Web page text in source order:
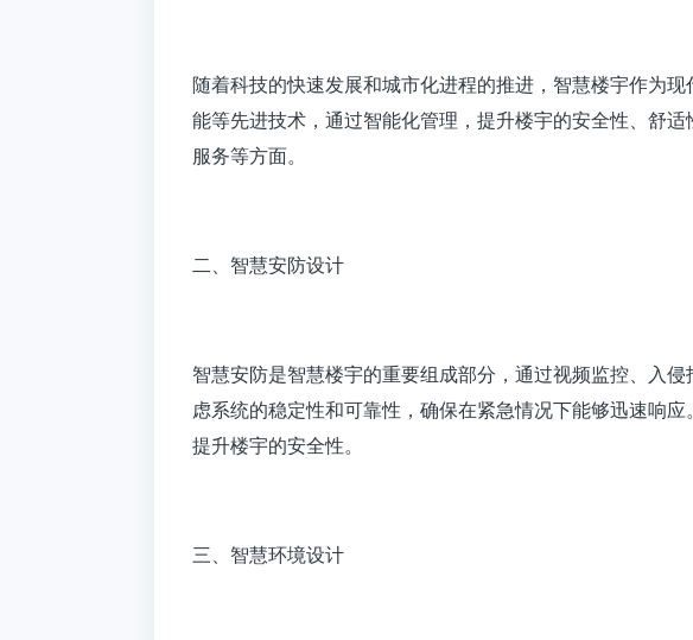
随着科技的快速发展和城市化进程的推进，智慧楼宇作为
能等先进技术，通过智能化管理，提升楼宇的安全性、舒
服务等方面。
二、智慧安防设计
智慧安防是智慧楼宇的重要组成部分，通过视频监控、入
虑系统的稳定性和可靠性，确保在紧急情况下能够迅速响
提升楼宇的安全性。
三、智慧环境设计